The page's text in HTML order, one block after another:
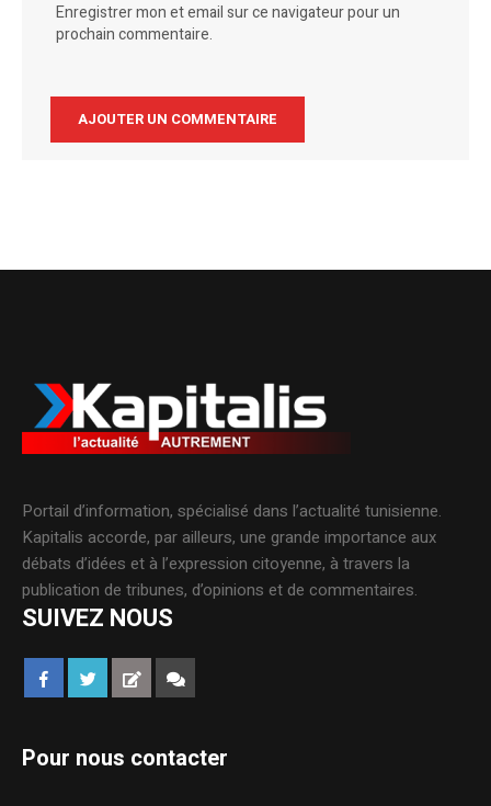
Enregistrer mon et email sur ce navigateur pour un
prochain commentaire.
Portail d’information, spécialisé dans l’actualité tunisienne.
Kapitalis accorde, par ailleurs, une grande importance aux
débats d’idées et à l’expression citoyenne, à travers la
publication de tribunes, d’opinions et de commentaires.
SUIVEZ NOUS
Pour nous contacter